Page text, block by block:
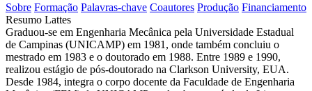
Sobre Formação Palavras-chave Coautores Produção Financiamento
Resumo Lattes
Graduou-se em Engenharia Mecânica pela Universidade Estadual
de Campinas (UNICAMP) em 1981, onde também concluiu o
mestrado em 1983 e o doutorado em 1988. Entre 1989 e 1990,
realizou estágio de pós-doutorado na Clarkson University, EUA.
Desde 1984, integra o corpo docente da Faculdade de Engenharia